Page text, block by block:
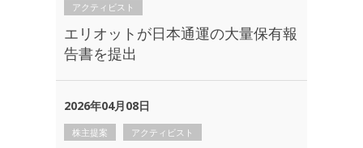
アクティビスト
エリオットが日本通運の大量保有報
告書を提出
2026年04月08日
株主提案 アクティビスト